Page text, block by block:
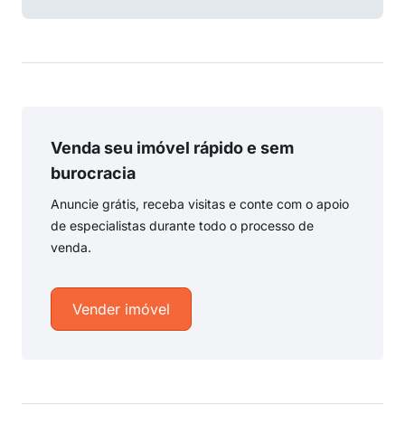
Venda seu imóvel rápido e sem
burocracia
Anuncie grátis, receba visitas e conte com o apoio
de especialistas durante todo o processo de
venda.
Vender imóvel